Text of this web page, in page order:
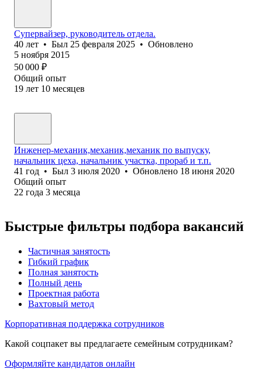
Супервайзер, руководитель отдела.
40 лет • Был 25 февраля 2025 • Обновлено
5 ноября 2015
50 000 ₽
Общий опыт
19 лет 10 месяцев
Инженер-механик,механик,механик по выпуску,
начальник цеха, начальник участка, прораб и т.п.
41 год • Был 3 июля 2020 • Обновлено 18 июня 2020
Общий опыт
22 года 3 месяца
Быстрые фильтры подбора вакансий
Частичная занятость
Гибкий график
Полная занятость
Полный день
Проектная работа
Вахтовый метод
Корпоративная поддержка сотрудников
Какой соцпакет вы предлагаете семейным сотрудникам?
Оформляйте кандидатов онлайн